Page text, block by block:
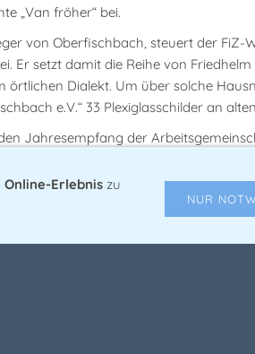
„Van fröher“ bei.
von Oberfischbach, steuert der FiZ-
Er setzt damit die Reihe von
örtlichen Dialekt. Um über solche
e.V.“ 33 Plexiglasschilder an
Jahresempfang der
sprach Dr. Manuel Zeiler von der
für ihr besonderes
Erlebnis zu
NUR